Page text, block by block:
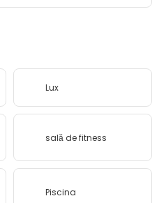
Lux
sală de fitness
Piscina